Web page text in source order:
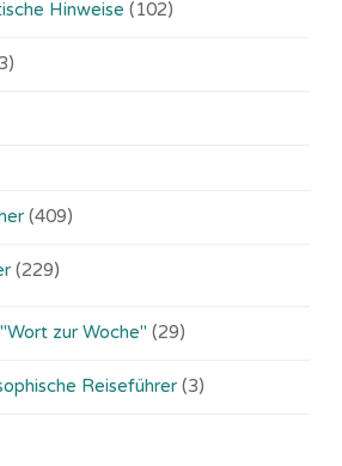
Hinweise (102)
(409)
(229)
zur Woche" (29)
Reiseführer (3)